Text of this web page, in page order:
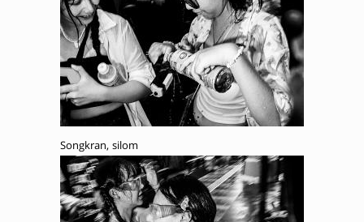
Songkran, silom